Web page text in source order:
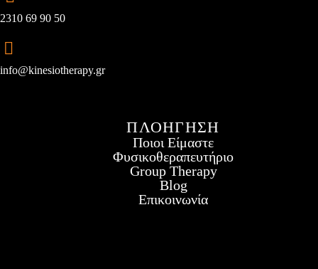
2310 69 90 50
info@kinesiotherapy.gr
ΠΛΟΗΓΗΣΗ
Ποιοι Είμαστε
Φυσικοθεραπευτήριο
Group Therapy
Blog
Επικοινωνία